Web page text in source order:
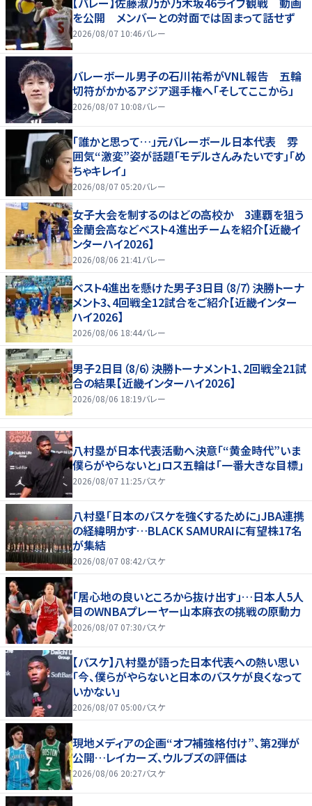
を公開 メンバーとの対面では固まって話せず
2026/08/07 10:46バレー
バレーボール男子の石川祐希がVNL報告 五輪
切符がかかるアジア選手権へ「そしてここから」
2026/08/07 10:08バレー
「誰かと思って…」元バレーボール日本代表 雰
囲気“激変”姿が話題「モデルさんみたいです」「め
ちゃキレイ」
2026/08/07 05:20バレー
女子大会を制するのはどの高校か 3連覇を狙う
金蘭会高などベスト４進出チームを紹介【近畿イ
ンターハイ2026】
2026/08/06 21:41 バレー
ベスト4進出を懸けた男子3日目（8/7）決勝トーナ
メント3、4回戦全12試合をご紹介【近畿インター
ハイ2026】
2026/08/06 18:44バレー
男子2日目（8/6）決勝トーナメント1、2回戦全21試
合の結果【近畿インターハイ2026】
2026/08/06 18:19バレー
八村塁が日本代表活動へ決意「“黄金時代”いま
僕らがやらないと」ロス五輪は「一番大きな目標」
2026/08/07 11:25バスケ
八村塁「日本のバスケを強くするために」JBA連携
の経緯明かす…BLACK SAMURAIに有望株17名
が集結
2026/08/07 08:42バスケ
「居心地の良いところから抜け出す」…日本人5人
目のWNBAプレーヤー山本麻衣の挑戦の原動力
2026/08/07 07:30バスケ
【バスケ】八村塁が語った日本代表への熱い思い
「今、僕らがやらないと日本のバスケが良くなって
いかない」
2026/08/07 05:00バスケ
現地メディアの企画“オフ補強格付け”、第2弾が
公開…レイカーズ、ウルブズの評価は
2026/08/06 20:27バスケ